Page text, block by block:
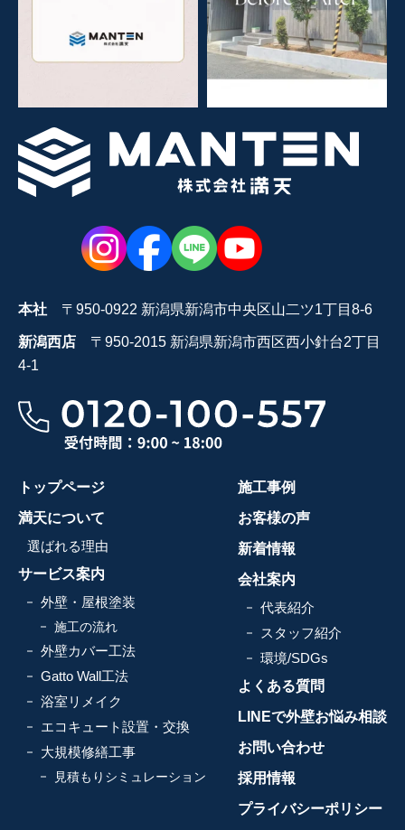
本社 〒950-0922 新潟県新潟市中央区山二ツ1丁目8-6
新潟西店 〒950-2015 新潟県新潟市西区西小針台2丁目
4-1
トップページ
満天について
選ばれる理由
サービス案内
外壁・屋根塗装
施工の流れ
外壁カバー工法
Gatto Wall工法
浴室リメイク
エコキュート設置・交換
大規模修繕工事
見積もりシミュレーション
施工事例
お客様の声
新着情報
会社案内
代表紹介
スタッフ紹介
環境/SDGs
よくある質問
LINEで外壁お悩み相談
お問い合わせ
採用情報
プライバシーポリシー